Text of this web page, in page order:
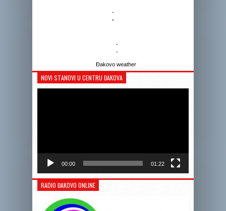
-
-
-
-
Đakovo weather
NOVI STANOVI U CENTRU ĐAKOVA
00:00 01:22
RADIO ĐAKOVO ONLINE